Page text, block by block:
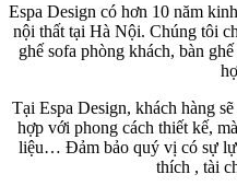
Espa Design có hơn 10 năm
nội thất tại Hà Nội. Chúng tôi
ghế sofa phòng khách, bàn
Tại Espa Design, khách hàng
hợp với phong cách thiết kế,
liệu… Đảm bảo quý vị có sự
thích , tài